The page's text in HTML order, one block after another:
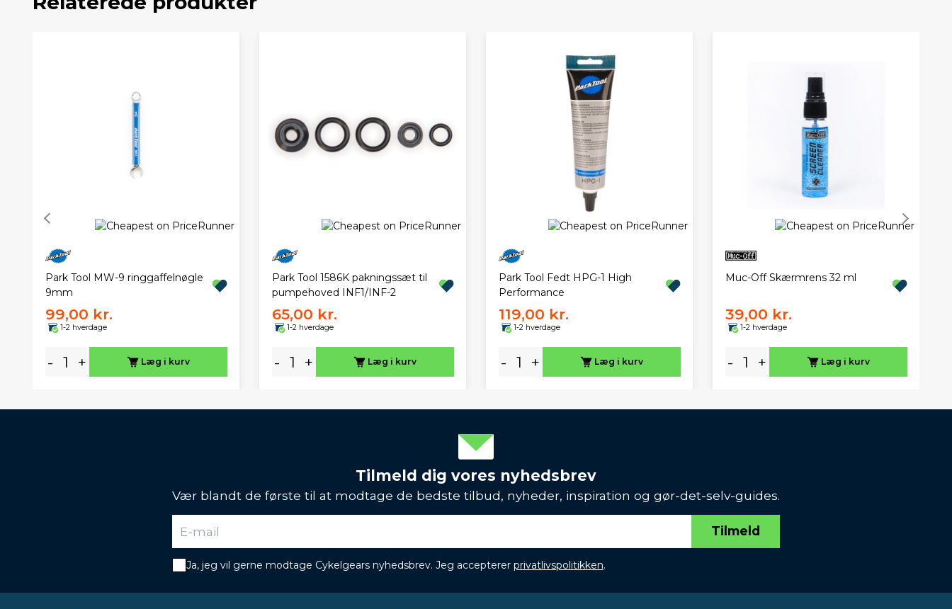
Park Tool MW-9 ringgaffelnøgle
9mm
99,00 kr.
1-2 hverdage
- + Læg i kurv
Park Tool 1586K pakningssæt til
pumpehoved INF1/INF-2
65,00 kr.
1-2 hverdage
- + Læg i kurv
Park Tool Fedt HPG-1 High
Performance
119,00 kr.
1-2 hverdage
- + Læg i kurv
Muc-Off Skærmrens 32 ml
39,00 kr.
1-2 hverdage
- + Læg i kurv
Tilmeld dig vores nyhedsbrev
Vær blandt de første til at modtage de bedste tilbud, nyheder, inspiration og gør-det-selv-guides.
Tilmeld
Ja, jeg vil gerne modtage Cykelgears nyhedsbrev. Jeg accepterer privatlivspolitikken.